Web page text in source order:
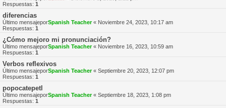
Respuestas: 1
diferencias
Último mensajeporSpanish Teacher« Noviembre 24, 2023, 10:17 am
Respuestas: 1
¿Cómo mejoro mi pronunciación?
Último mensajeporSpanish Teacher« Noviembre 16, 2023, 10:59 am
Respuestas: 1
Verbos reflexivos
Último mensajeporSpanish Teacher« Septiembre 20, 2023, 12:07 pm
Respuestas: 1
popocatepetl
Último mensajeporSpanish Teacher« Septiembre 18, 2023, 1:08 pm
Respuestas: 1